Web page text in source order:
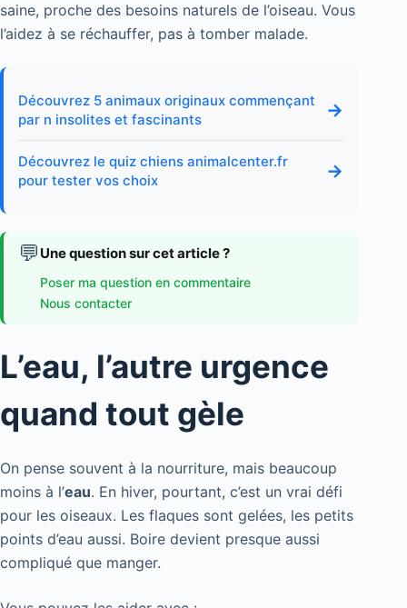
saine, proche des besoins naturels de l’oiseau. Vous
l’aidez à se réchauffer, pas à tomber malade.
Découvrez 5 animaux originaux commençant
par n insolites et fascinants
→
Découvrez le quiz chiens animalcenter.fr
pour tester vos choix
→
💬 Une question sur cet article ?
Poser ma question en commentaire
Nous contacter
L’eau, l’autre urgence
quand tout gèle
On pense souvent à la nourriture, mais beaucoup
moins à l’eau. En hiver, pourtant, c’est un vrai défi
pour les oiseaux. Les flaques sont gelées, les petits
points d’eau aussi. Boire devient presque aussi
compliqué que manger.